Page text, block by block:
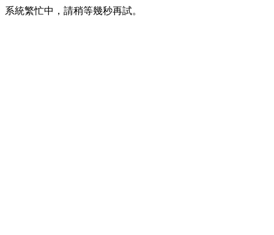
系統繁忙中，請稍等幾秒再試。